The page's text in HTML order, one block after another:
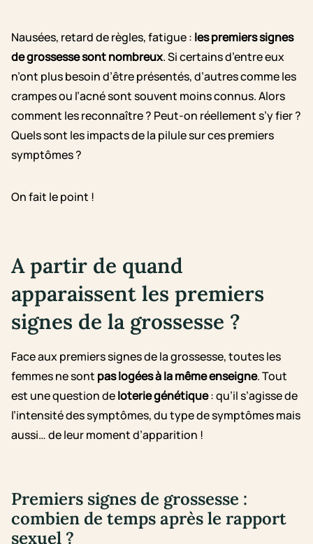
Nausées, retard de règles, fatigue : les premiers signes
de grossesse sont nombreux. Si certains d’entre eux
n’ont plus besoin d’être présentés, d’autres comme les
crampes ou l’acné sont souvent moins connus. Alors
comment les reconnaître ? Peut-on réellement s’y fier ?
Quels sont les impacts de la pilule sur ces premiers
symptômes ?
On fait le point !
A partir de quand
apparaissent les premiers
signes de la grossesse ?
Face aux premiers signes de la grossesse, toutes les
femmes ne sont pas logées à la même enseigne. Tout
est une question deloterie génétique: qu’il s’agisse de
l’intensité des symptômes, du type de symptômes mais
aussi… de leur moment d’apparition !
Premiers signes de grossesse :
combien de temps après le rapport
sexuel ?